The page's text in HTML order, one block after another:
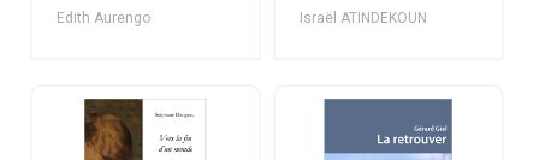
Edith Aurengo Israël ATINDEKOUN